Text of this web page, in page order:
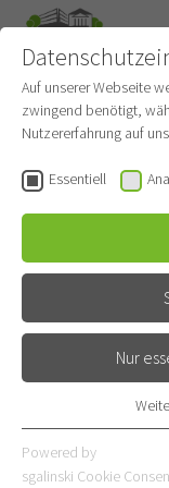
Auf unserer Webseite
zwingend benötigt,
Nutzererfahrung auf
Essentiell
Nur
Essentielle Cookies
Webseite benötigt.
Powered by
sgalinski Cookie